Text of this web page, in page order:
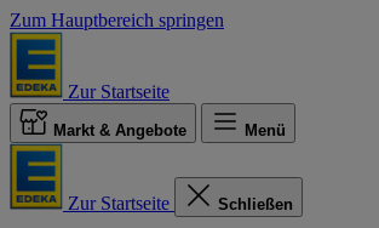
Zum Hauptbereich springen
Zur Startseite
Markt & Angebote Menü
Zur Startseite Schließen